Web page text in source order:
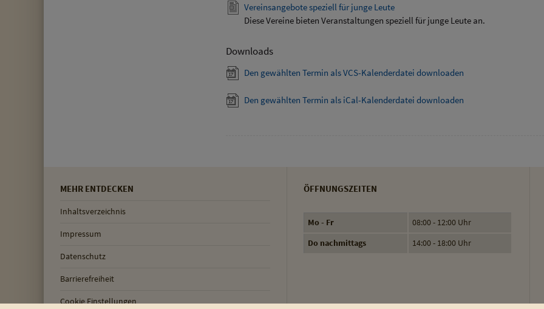
Vereinsangebote speziell für junge Leute
Diese Vereine bieten Veranstaltungen speziell für junge Leute an.
Downloads
Den gewählten Termin als VCS-Kalenderdatei downloaden
Den gewählten Termin als iCal-Kalenderdatei downloaden
MEHR ENTDECKEN
Inhaltsverzeichnis
Impressum
Datenschutz
Barrierefreiheit
Cookie Einstellungen
ÖFFNUNGSZEITEN
Mo - Fr
08:00 - 12:00 Uhr
Do nachmittags
14:00 - 18:00 Uhr